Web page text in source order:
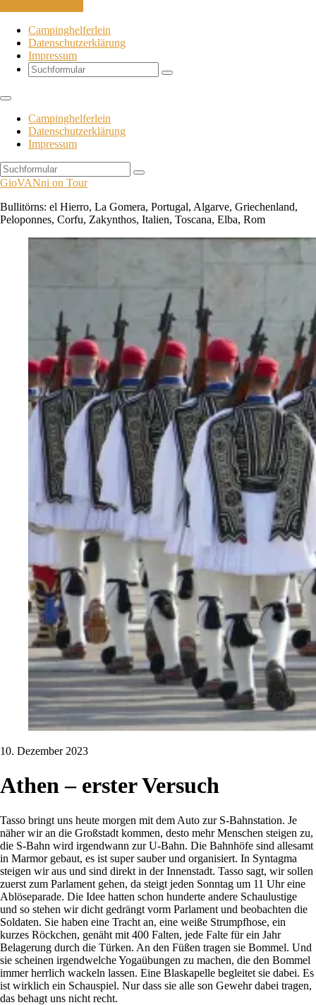
Campinghelferlein
Datenschutzerklärung
Impressum
Search
Campinghelferlein
Datenschutzerklärung
Impressum
Search
GioVANni on Tour
Bullitörns: el Hierro, La Gomera, Portugal, Algarve, Griechenland,
Peloponnes, Corfu, Zakynthos, Italien, Toscana, Elba, Rom
10. Dezember 2023
Athen – erster Versuch
Tasso bringt uns heute morgen mit dem Auto zur S-Bahnstation. Je
näher wir an die Großstadt kommen, desto mehr Menschen steigen zu,
die S-Bahn wird irgendwann zur U-Bahn. Die Bahnhöfe sind allesamt
in Marmor gebaut, es ist super sauber und organisiert. In Syntagma
steigen wir aus und sind direkt in der Innenstadt. Tasso sagt, wir sollen
zuerst zum Parlament gehen, da steigt jeden Sonntag um 11 Uhr eine
Ablöseparade. Die Idee hatten schon hunderte andere Schaulustige
und so stehen wir dicht gedrängt vorm Parlament und beobachten die
Soldaten. Sie haben eine Tracht an, eine weiße Strumpfhose, ein
kurzes Röckchen, genäht mit 400 Falten, jede Falte für ein Jahr
Belagerung durch die Türken. An den Füßen tragen sie Bommel. Und
sie scheinen irgendwelche Yogaübungen zu machen, die den Bommel
immer herrlich wackeln lassen. Eine Blaskapelle begleitet sie dabei. Es
ist wirklich ein Schauspiel. Nur dass sie alle son Gewehr dabei tragen,
das behagt uns nicht recht.